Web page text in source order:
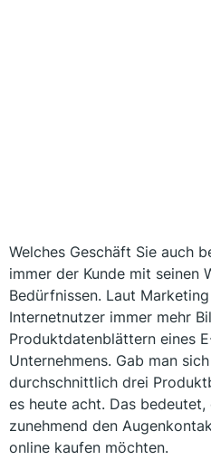
Welches Geschäft Sie auch
immer der Kunde mit seinen
Bedürfnissen. Laut
Internetnutzer immer mehr
Produktdatenblättern eines
Unternehmens. Gab man
durchschnittlich drei
es heute acht. Das bedeutet,
zunehmend den
online kaufen möchten.